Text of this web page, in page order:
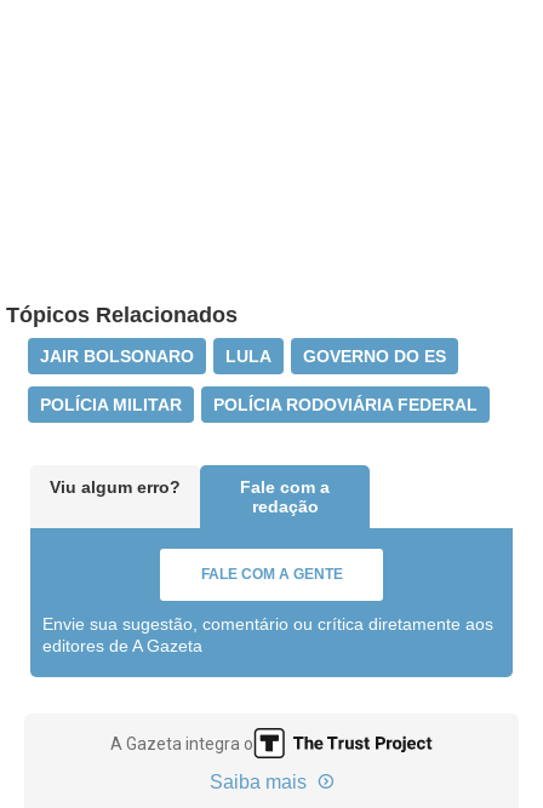
Tópicos Relacionados
JAIR BOLSONARO LULA GOVERNO DO ES
POLÍCIA MILITAR POLÍCIA RODOVIÁRIA FEDERAL
Viu algum erro?
Fale com a
redação
FALE COM A GENTE
Envie sua sugestão, comentário ou crítica diretamente aos
editores de A Gazeta
A Gazeta integra o
Saiba mais